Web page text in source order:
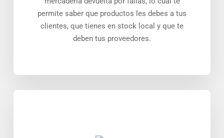
permite saber que productos les debes a tus
clientes, que tienes en stock local y que te
deben tus proveedores.